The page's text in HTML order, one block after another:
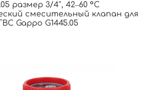
размер 3/4″, 42‒60 °С
смесительный клапан для
Gappo G1445.05